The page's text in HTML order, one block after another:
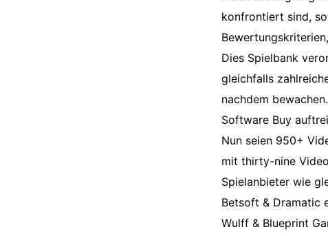
konfrontiert sind,
Dies Spielbank
gleichfalls
nachdem
Software Buy
Nun seien 950+
mit thirty-nine
Spielanbieter wie
Betsoft & Dramatic
Wulff & Blueprint